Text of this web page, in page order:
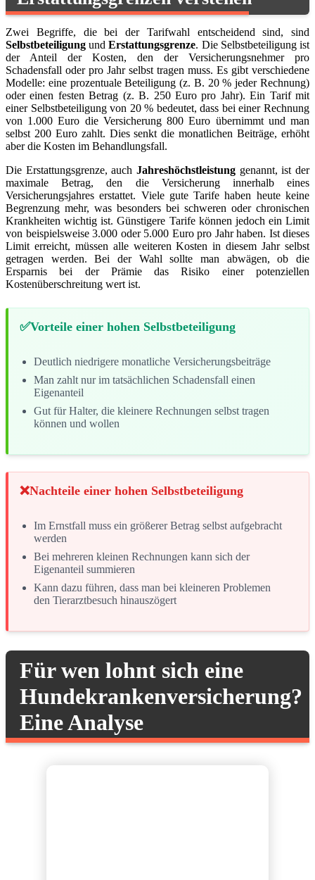
Zwei Begriffe, die bei der Tarifwahl entscheidend sind, sind
Selbstbeteiligung undErstattungsgrenze. Die Selbstbeteiligung ist
der Anteil der Kosten, den der Versicherungsnehmer pro
Schadensfall oder pro Jahr selbst tragen muss. Es gibt verschiedene
Modelle: eine prozentuale Beteiligung (z. B. 20 % jeder Rechnung)
oder einen festen Betrag (z. B. 250 Euro pro Jahr). Ein Tarif mit
einer Selbstbeteiligung von 20 % bedeutet, dass bei einer Rechnung
von 1.000 Euro die Versicherung 800 Euro übernimmt und man
selbst 200 Euro zahlt. Dies senkt die monatlichen Beiträge, erhöht
aber die Kosten im Behandlungsfall.
Die Erstattungsgrenze, auch Jahreshöchstleistung genannt, ist der
maximale Betrag, den die Versicherung innerhalb eines
Versicherungsjahres erstattet. Viele gute Tarife haben heute keine
Begrenzung mehr, was besonders bei schweren oder chronischen
Krankheiten wichtig ist. Günstigere Tarife können jedoch ein Limit
von beispielsweise 3.000 oder 5.000 Euro pro Jahr haben. Ist dieses
Limit erreicht, müssen alle weiteren Kosten in diesem Jahr selbst
getragen werden. Bei der Wahl sollte man abwägen, ob die
Ersparnis bei der Prämie das Risiko einer potenziellen
Kostenüberschreitung wert ist.
Vorteile einer hohen Selbstbeteiligung
Deutlich niedrigere monatliche Versicherungsbeiträge
Man zahlt nur im tatsächlichen Schadensfall einen
Eigenanteil
Gut für Halter, die kleinere Rechnungen selbst tragen
können und wollen
Nachteile einer hohen Selbstbeteiligung
Im Ernstfall muss ein größerer Betrag selbst aufgebracht
werden
Bei mehreren kleinen Rechnungen kann sich der
Eigenanteil summieren
Kann dazu führen, dass man bei kleineren Problemen
den Tierarztbesuch hinauszögert
Für wen lohnt sich eine
Hundekrankenversicherung?
Eine Analyse